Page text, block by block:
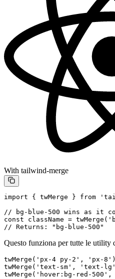
With tailwind-merge
import { twMerge } from
// bg-blue-500 wins as it
const className = twMerge (
// Returns: "bg-blue-500"
Questo funziona per tutte le utility
twMerge ( 'px-4 py-2' , 'px-8'
twMerge ( 'text-sm' , 'text-lg'
twMerge ( 'hover:bg-red-500' ,